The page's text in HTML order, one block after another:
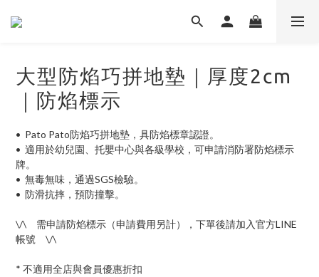
大型防焰巧拼地墊｜厚度2cm
｜防焰標示
•  Pato Pato防焰巧拼地墊，具防焰標章認證。
•  適用於幼兒園、托嬰中心與各級學校，可申請消防署防焰標示
牌。
•  無毒無味，通過SGS檢驗。
•  防滑抗摔，預防撞擊。
\/\　需申請防焰標示（申請費用另計），下單後請加入官方LINE
帳號　\/\
* 不適用全店與會員優惠折扣